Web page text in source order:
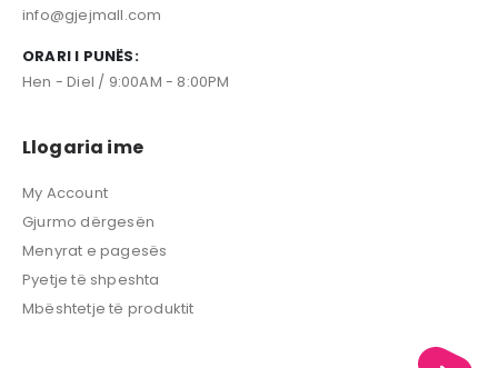
info@gjejmall.com
ORARI I PUNËS:
Hen - Diel / 9:00AM - 8:00PM
Llogaria ime
My Account
Gjurmo dërgesën
Menyrat e pagesës
Pyetje të shpeshta
Mbështetje të produktit